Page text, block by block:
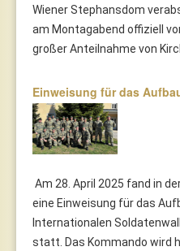
Wiener Stephansdom
am Montagabend offiziell
großer Anteilnahme von
Einweisung für das
Am 28. April 2025 fand in
eine Einweisung für das
Internationalen
statt. Das Kommando wird